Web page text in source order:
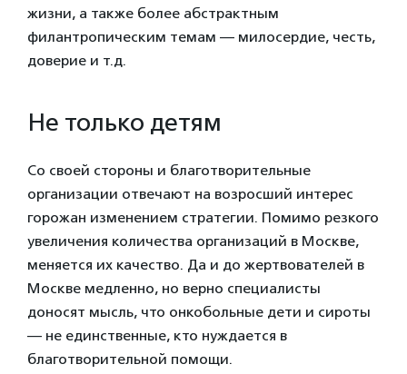
жизни, а также более абстрактным
филантропическим темам — милосердие, честь,
доверие и т.д.
Не только детям
Со своей стороны и благотворительные
организации отвечают на возросший интерес
горожан изменением стратегии. Помимо резкого
увеличения количества организаций в Москве,
меняется их качество. Да и до жертвователей в
Москве медленно, но верно специалисты
доносят мысль, что онкобольные дети и сироты
— не единственные, кто нуждается в
благотворительной помощи.